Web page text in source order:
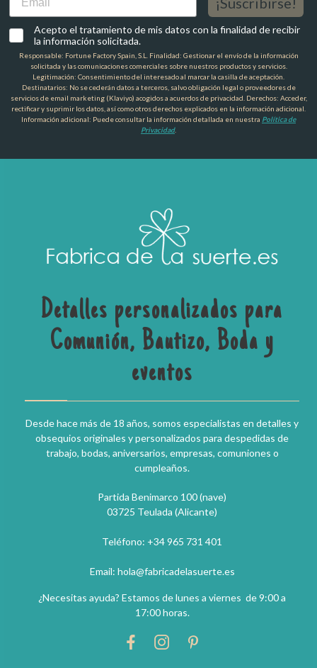
Acepto el tratamiento de mis datos con la finalidad de recibir
la información solicitada.
Responsable: Fortune Factory Spain, S.L. Finalidad: Gestionar el envío de la información
solicitada y las comunicaciones comerciales sobre nuestros productos y servicios.
Legitimación: Consentimiento del interesado al marcar la casilla de aceptación.
Destinatarios: No se cederán datos a terceros, salvo obligación legal o proveedores de
servicios de email marketing (Klaviyo) acogidos a acuerdos de privacidad. Derechos: Acceder,
rectificar y suprimir los datos, así como otros derechos explicados en la información adicional.
Información adicional: Puede consultar la información detallada en nuestra Política de
Privacidad.
Detalles personalizados para
Comunión, Bautizo, Boda y
eventos
Desde hace más de 18 años, somos especialistas en detalles y
obsequios originales y personalizados para despedidas de
trabajo, bodas, aniversarios, empresas, comuniones o
cumpleaños.
Partida Benimarco 100 (nave)
03725 Teulada (Alicante)
Teléfono: +34 965 731 401
Email: hola@fabricadelasuerte.es
¿Necesitas ayuda? Estamos de lunes a viernes de 9:00 a
17:00 horas.